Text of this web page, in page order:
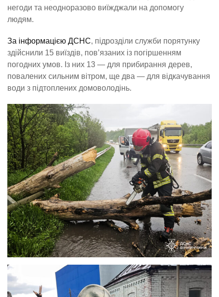
негоди та неодноразово виїжджали на допомогу
людям.
За інформацією ДСНС, підрозділи служби порятунку
здійснили 15 виїздів, пов’язаних із погіршенням
погодних умов. Із них 13 — для прибирання дерев,
повалених сильним вітром, ще два — для відкачування
води з підтоплених домоволодінь.